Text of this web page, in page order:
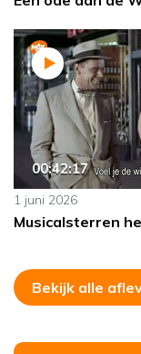
00:42:17
1 juni 2026
Musicalsterren
Bekijk alle